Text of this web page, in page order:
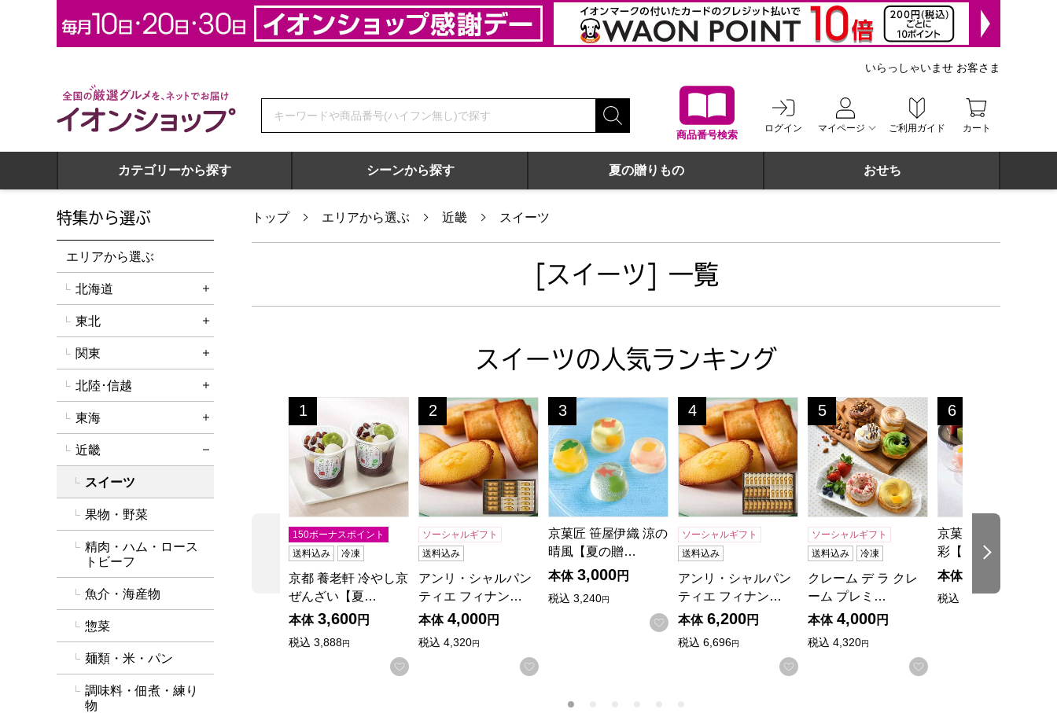
全国の厳選グルメを、ネットでお届け イオンショップ
商品番号検索
ログイン マイページ ご利用ガイド カート
いらっしゃいませ お客さま
カテゴリーから探す シーンから探す 夏の贈りもの おせち
トップ エリアから選ぶ 近畿 スイーツ
[スイーツ] 一覧
スイーツの人気ランキング
前の商品
京都 養老軒 冷やし京ぜんざい【夏の贈りもの・お中元】[YF-CK]
1
位
150ボーナスポイント
送料込み
冷凍
京都 養老軒 冷やし京
ぜんざい【夏…
本体 3,600円
税込 3,888円
お気に入りに登録する
アンリ・シャルパンティエ フィナンシェ・マドレーヌ詰合せ 19個入【おいしいお取り寄せ】
2
位
ソーシャルギフト
送料込み
アンリ・シャルパン
ティエ フィナン…
本体 4,000円
税込 4,320円
お気に入りに登録する
京菓匠 笹屋伊織 涼の晴風【夏の贈りもの・お中元】[SN-30RH]
3
位
京菓匠 笹屋伊織 涼の
晴風【夏の贈…
本体 3,000円
税込 3,240円
お気に入りに登録する
アンリ・シャルパンティエ フィナンシェ・マドレーヌ詰合せ 33
4
位
ソーシャルギフト
送料込み
アンリ・シャルパン
ティエ フィナン…
本体 6,200円
税込 6,696円
お気に入りに登録する
クレーム デ ラ クレーム プレミアムパリ
5
位
ソーシャルギフト
送料込み
冷凍
クレーム デ ラ クレ
ーム プレミ…
本体 4,000円
税込 4,320円
お気に入りに登録する
京菓匠 笹屋伊織 夏
6
位
京菓匠 笹屋伊織 夏の
彩【夏の贈り…
本体
税込
次の商品
特集から選ぶ
エリアから選ぶ
北海道
詳細を開く
東北
詳細を開く
関東
詳細を開く
北陸･信越
詳細を開く
東海
詳細を開く
近畿
スイーツ
果物・野菜
精肉・ハム・ロース
トビーフ
魚介・海産物
惣菜
麺類・米・パン
調味料・佃煮・練り
物